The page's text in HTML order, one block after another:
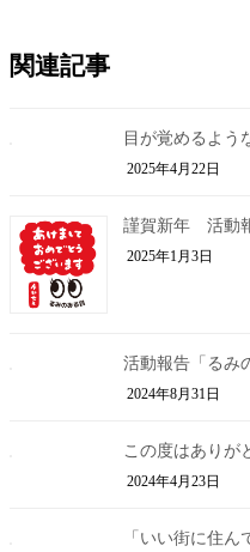
関連記事
目が覚めるよう
2025年4月22日
謹賀新年 活動報
2025年1月3日
活動報告「るみ
2024年8月31日
この度はありが
2024年4月23日
「いい街に住